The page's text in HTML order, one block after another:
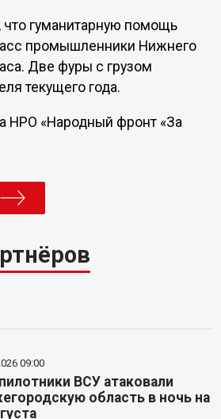
что гуманитарную помощь
промышленники Нижнего
Две фуры с грузом
текущего года.
НРО «Народный фронт «За
09:00
ВСУ атаковали
область в ночь на